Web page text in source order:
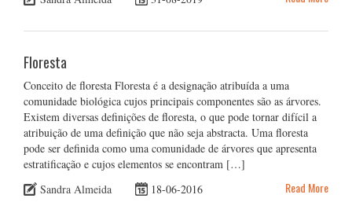
Floresta
Conceito de floresta Floresta é a designação atribuída a uma
comunidade biológica cujos principais componentes são as árvores.
Existem diversas definições de floresta, o que pode tornar difícil a
atribuição de uma definição que não seja abstracta. Uma floresta
pode ser definida como uma comunidade de árvores que apresenta
estratificação e cujos elementos se encontram […]
Sandra Almeida
18-06-2016 Read More